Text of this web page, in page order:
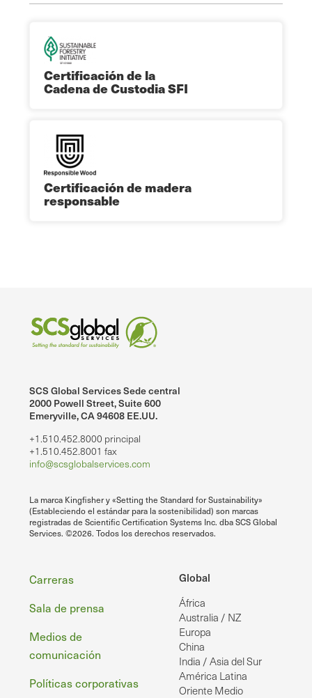
Certificación de la
Cadena de Custodia SFI
Certificación de madera
responsable
SCS Global Services Sede central
2000 Powell Street, Suite 600
Emeryville, CA 94608 EE.UU.
+1.510.452.8000 principal
+1.510.452.8001 fax
info@scsglobalservices.com
La marca Kingfisher y «Setting the Standard for Sustainability»
(Estableciendo el estándar para la sostenibilidad) son marcas
registradas de Scientific Certification Systems Inc. dba SCS Global
Services. ©2026. Todos los derechos reservados.
Global
África
Australia / NZ
Europa
China
India / Asia del Sur
América Latina
Oriente Medio
Pie
de
página
Carreras
Sala de prensa
Medios de
comunicación
Políticas corporativas